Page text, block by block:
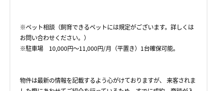
※ペット相談（飼育できるペットには規定がございます。詳しくは
お問い合わせください。）
※駐車場 10,000円～11,000円/月（平置き）1台確保可能。
物件は最新の情報を記載するよう心がけておりますが、 来客されま